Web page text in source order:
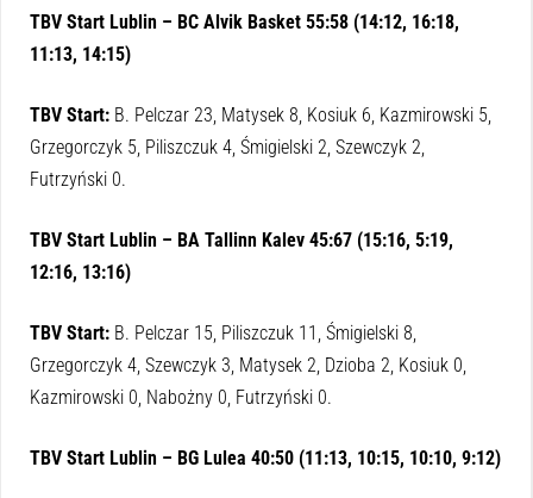
TBV Start Lublin – BC Alvik Basket 55:58 (14:12, 16:18,
11:13, 14:15)
TBV Start: B. Pelczar 23, Matysek 8, Kosiuk 6, Kazmirowski 5,
Grzegorczyk 5, Piliszczuk 4, Śmigielski 2, Szewczyk 2,
Futrzyński 0.
TBV Start Lublin – BA Tallinn Kalev 45:67 (15:16, 5:19,
12:16, 13:16)
TBV Start: B. Pelczar 15, Piliszczuk 11, Śmigielski 8,
Grzegorczyk 4, Szewczyk 3, Matysek 2, Dzioba 2, Kosiuk 0,
Kazmirowski 0, Nabożny 0, Futrzyński 0.
TBV Start Lublin – BG Lulea 40:50 (11:13, 10:15, 10:10, 9:12)